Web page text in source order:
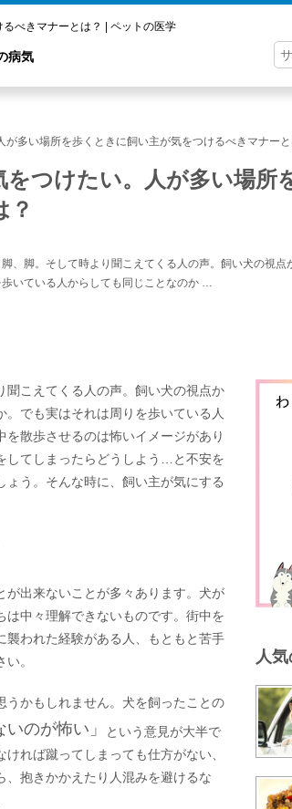
べきマナーとは？ | ペットの医学
病気
多い場所を歩くときに飼い主が気をつけるべきマナーと
つけたい。人が多い場所
？
、脚。そして時より聞こえてくる人の声。飼い犬の視
いている人からしても同じことなのか …
こえてくる人の声。飼い犬の視点か
でも実はそれは周りを歩いている人
散歩させるのは怖いイメージがあり
してしまったらどうしよう…と不安を
う。そんな時に、飼い主が気にする
出来ないことが多々あります。犬が
中々理解できないものです。街中を
われた経験がある人、もともと苦手
。
うかもしれません。犬を飼ったことの
のが怖い」
という意見が大半で
れば蹴ってしまっても仕方がない、
、抱きかかえたり人混みを避けるな
人